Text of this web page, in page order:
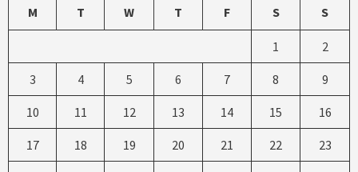
M T W T F S S
1 2
3 4 5 6 7 8 9
10 11 12 13 14 15 16
17 18 19 20 21 22 23